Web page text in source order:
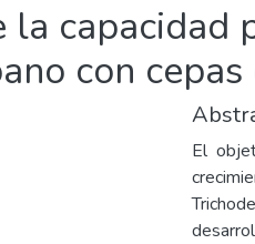
la
con
El